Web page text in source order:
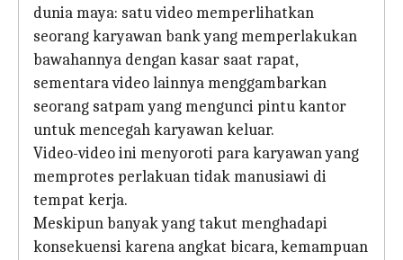
dunia maya: satu video memperlihatkan
seorang karyawan bank yang memperlakukan
bawahannya dengan kasar saat rapat,
sementara video lainnya menggambarkan
seorang satpam yang mengunci pintu kantor
untuk mencegah karyawan keluar.
Video-video ini menyoroti para karyawan yang
memprotes perlakuan tidak manusiawi di
tempat kerja.
Meskipun banyak yang takut menghadapi
konsekuensi karena angkat bicara, kemampuan